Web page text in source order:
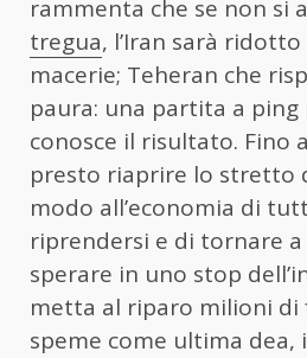
rammenta che se non si
tregua, l’Iran sarà
macerie; Teheran che
paura: una partita a ping
conosce il risultato. Fino
presto riaprire lo stretto
modo all’economia di
riprendersi e di tornare a
sperare in uno stop
metta al riparo milioni di
speme come ultima dea,